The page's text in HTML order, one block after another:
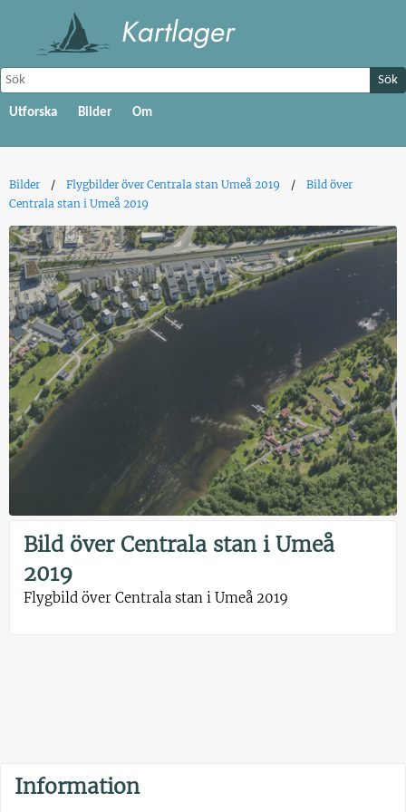
Sök
Utforska Bilder Om
Bilder Flygbilder över Centrala stan Umeå 2019
Bild över
Centrala stan i Umeå 2019
Bild över Centrala stan i Umeå
2019
Flygbild över Centrala stan i Umeå 2019
Information